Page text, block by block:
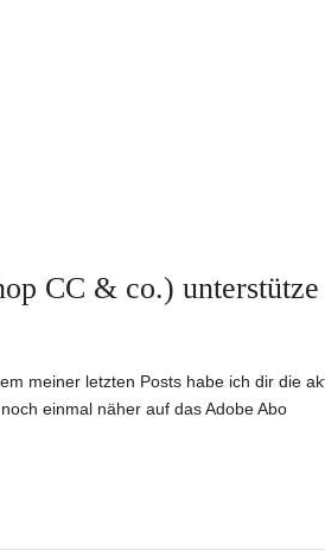
CC & co.) unterstütze
meiner letzten Posts habe ich dir die
einmal näher auf das Adobe Abo